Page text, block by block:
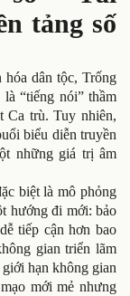
tảng số
hóa dân tộc, Trống
“tiếng nói” thầm
Ca trù. Tuy nhiên,
biểu diễn truyền
những giá trị âm
biệt là mô phỏng
hướng đi mới: bảo
tiếp cận hơn bao
gian triển lãm
hạn không gian
mới mẻ nhưng